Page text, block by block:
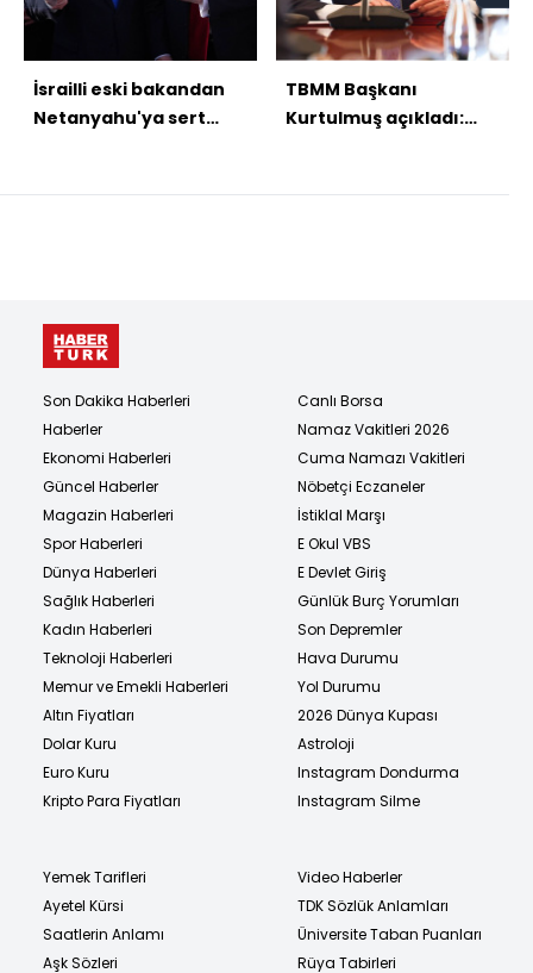
İsrailli eski bakandan
Netanyahu'ya sert
TBMM Başkanı
Kurtulmuş açıkladı:
Son Dakika Haberleri
Haberler
Ekonomi Haberleri
Güncel Haberler
Magazin Haberleri
Spor Haberleri
Dünya Haberleri
Sağlık Haberleri
Kadın Haberleri
Teknoloji Haberleri
Memur ve Emekli Haberleri
Altın Fiyatları
Dolar Kuru
Euro Kuru
Kripto Para Fiyatları
Canlı Borsa
Namaz Vakitleri 2026
Cuma Namazı Vakitleri
Nöbetçi Eczaneler
İstiklal Marşı
E Okul VBS
E Devlet Giriş
Günlük Burç Yorumları
Son Depremler
Hava Durumu
Yol Durumu
2026 Dünya Kupası
Astroloji
Instagram Dondurma
Instagram Silme
Yemek Tarifleri
Ayetel Kürsi
Saatlerin Anlamı
Aşk Sözleri
Video Haberler
TDK Sözlük Anlamları
Üniversite Taban Puanları
Rüya Tabirleri